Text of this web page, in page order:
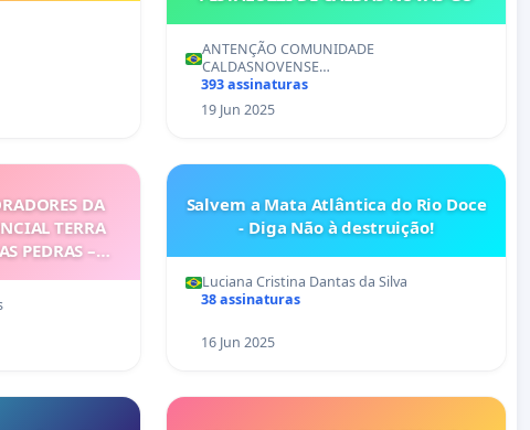
ANTENÇÃO COMUNIDADE
CALDASNOVENSE…
393 assinaturas
19 Jun 2025
DA
TERRA
PEDRAS –
Salvem a Mata Atlântica do Rio Doce
- Diga Não à destruição!
Luciana Cristina Dantas da Silva
38 assinaturas
16 Jun 2025